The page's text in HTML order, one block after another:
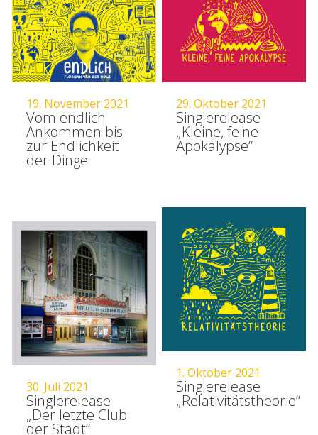
19. November 2021
Vom endlich
Ankommen bis
zur Endlichkeit
der Dinge
29. Oktober 2021
Singlerelease
„Kleine, feine
Apokalypse“
1. Oktober 2021
Singlerelease
„Relativitätstheorie“
30. Juli 2021
Singlerelease
„Der letzte Club
der Stadt“